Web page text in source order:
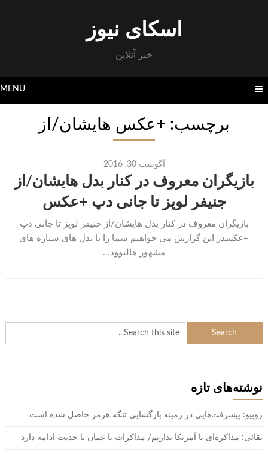
اسکای نیوز
خبر آنلاین
MENU
برچسب: +عکس هایشان/از
آگوست 30, 2016
بازیگران معروف در کنار بدل هایشان/از
جنیفر لوپز تا جانی دپ +عکس
بازیگران معروف در کنار بدل هایشان/از جنیفر لوپز تا جانی دپ
+عکسدر این گزارش می خواهیم شما را با بدل های ستاره های
مشهور هالیوود...
نوشته‌های تازه
روبیو: پیشرفت‌هایی در زمینه بازگشایی تنگه هرمز حاصل شده است
بقائی: مذاکره‌ای با آمریکا نداریم/ مذاکرات با عمان با جدیت ادامه دارد